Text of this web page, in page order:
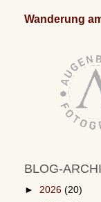
Wanderung
BLOG-
► 2026 (20)